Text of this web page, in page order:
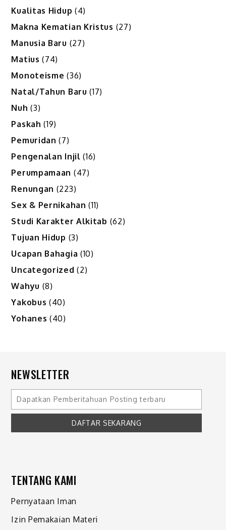
Kualitas Hidup (4)
Makna Kematian Kristus (27)
Manusia Baru (27)
Matius (74)
Monoteisme (36)
Natal/Tahun Baru (17)
Nuh (3)
Paskah (19)
Pemuridan (7)
Pengenalan Injil (16)
Perumpamaan (47)
Renungan (223)
Sex & Pernikahan (11)
Studi Karakter Alkitab (62)
Tujuan Hidup (3)
Ucapan Bahagia (10)
Uncategorized (2)
Wahyu (8)
Yakobus (40)
Yohanes (40)
NEWSLETTER
TENTANG KAMI
Pernyataan Iman
Izin Pemakaian Materi